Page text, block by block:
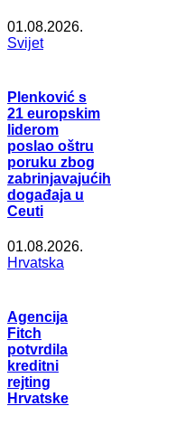
01.08.2026.
Svijet
Plenković s
21 europskim
liderom
poslao oštru
poruku zbog
zabrinjavajućih
događaja u
Ceuti
01.08.2026.
Hrvatska
Agencija
Fitch
potvrdila
kreditni
rejting
Hrvatske